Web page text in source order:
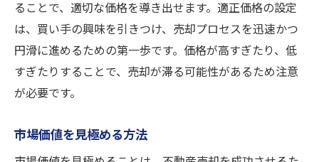
ることで、適切な価格を導き出せます。適正価格の設定
は、買い手の興味を引きつけ、売却プロセスを迅速かつ
円滑に進めるための第一歩です。価格が高すぎたり、低
すぎたりすることで、売却が滞る可能性があるため注意
が必要です。
市場価値を見極める方法